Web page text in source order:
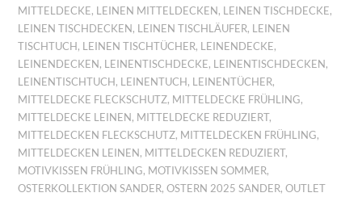
MITTELDECKE, LEINEN MITTELDECKEN , LEINEN TISCHDECKE,
LEINEN TISCHDECKEN , LEINEN TISCHLÄUFER,
LEINEN
TISCHTUCH , LEINEN TISCHTÜCHER, LEINENDECKE,
LEINENDECKEN , LEINENTISCHDECKE, LEINENTISCHDECKEN ,
LEINENTISCHTUCH , LEINENTUCH , LEINENTÜCHER,
MITTELDECKE FLECKSCHUTZ, MITTELDECKE FRÜHLING,
MITTELDECKE LEINEN , MITTELDECKE REDUZIERT,
MITTELDECKEN FLECKSCHUTZ, MITTELDECKEN FRÜHLING,
MITTELDECKEN LEINEN , MITTELDECKEN REDUZIERT,
MOTIVKISSEN FRÜHLING, MOTIVKISSEN SOMMER,
OSTERKOLLEKTION SANDER,OSTERN 2025 SANDER,OUTLET